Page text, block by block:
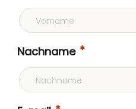
Nachname